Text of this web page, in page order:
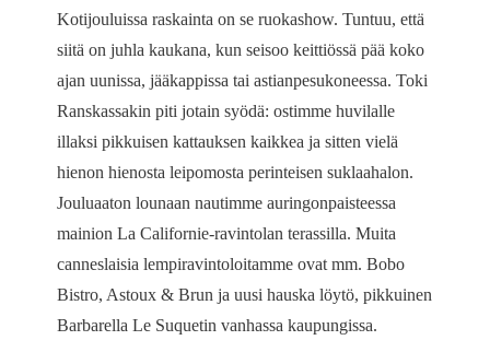
Kotijouluissa raskainta on se ruokashow. Tuntuu, että
siitä on juhla kaukana, kun seisoo keittiössä pää koko
ajan uunissa, jääkappissa tai astianpesukoneessa. Toki
Ranskassakin piti jotain syödä: ostimme huvilalle
illaksi pikkuisen kattauksen kaikkea ja sitten vielä
hienon hienosta leipomosta perinteisen suklaahalon.
Jouluaaton lounaan nautimme auringonpaisteessa
mainion La Californie-ravintolan terassilla. Muita
canneslaisia lempiravintoloitamme ovat mm. Bobo
Bistro, Astoux & Brun ja uusi hauska löytö, pikkuinen
Barbarella Le Suquetin vanhassa kaupungissa.